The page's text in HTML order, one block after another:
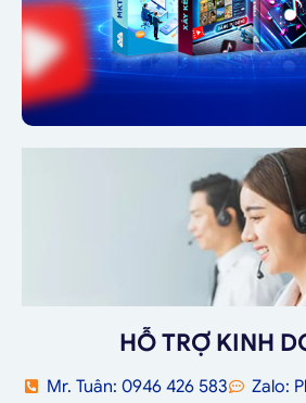
HỖ TRỢ KINH
Mr. Tuân: 0946 426 583 Zalo: